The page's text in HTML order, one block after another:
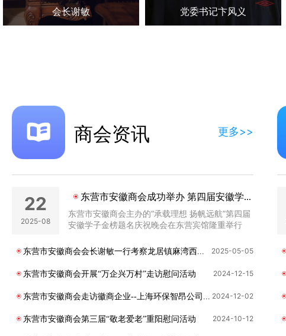
会长谢敏 党委书记卞风义
商会资讯 更多>>
2025-08
22
东营市安徽商会主办的“承载理想 扬帆远航”第四届
安徽学子金榜题名庆祝晚会在东营宾馆隆重举行
2025-05-05
2024-12-15
东营市安徽商会开展“万企兴万村”走访慰问活动
2024-12-02
2024-10-12
东营市安徽商会第三届“敬老爱老”重阳慰问活动